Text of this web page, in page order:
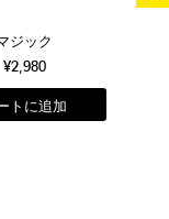
ジック
¥2,980